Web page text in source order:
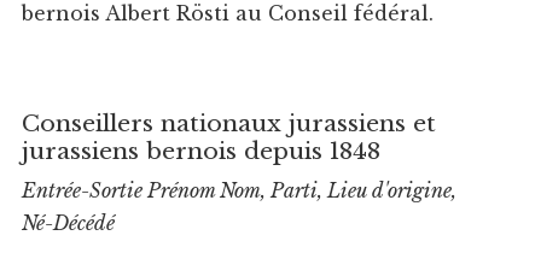
bernois Albert Rösti au Conseil fédéral.
Conseillers nationaux jurassiens et
jurassiens bernois depuis 1848
Entrée-Sortie Prénom Nom, Parti, Lieu d'origine,
Né-Décédé